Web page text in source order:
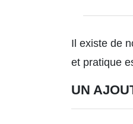
Il existe de
et pratique
UN